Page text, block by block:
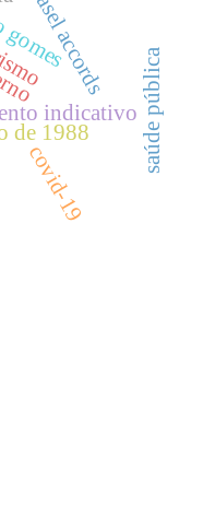
de 1988
indicativo
covid-19
saúde pública
basel accords